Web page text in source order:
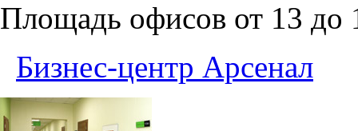
Площадь офисов от 13 до
Бизнес-центр Арсенал